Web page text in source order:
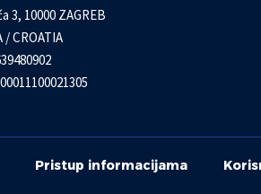
3, 10000 ZAGREB
/ CROATIA
Pristup informacijama